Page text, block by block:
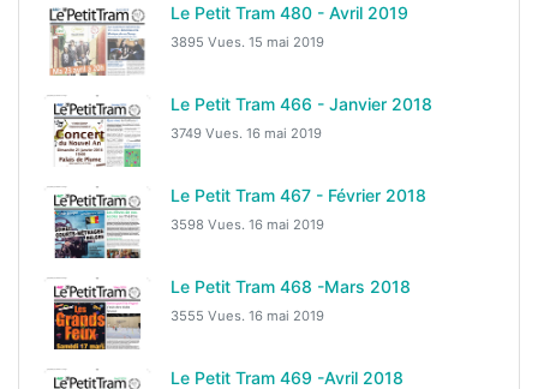
Le Petit Tram 480 - Avril 2019
3895 Vues. 15 mai 2019
Le Petit Tram 466 - Janvier 2018
3749 Vues. 16 mai 2019
Le Petit Tram 467 - Février 2018
3598 Vues. 16 mai 2019
Le Petit Tram 468 -Mars 2018
3555 Vues. 16 mai 2019
Le Petit Tram 469 -Avril 2018